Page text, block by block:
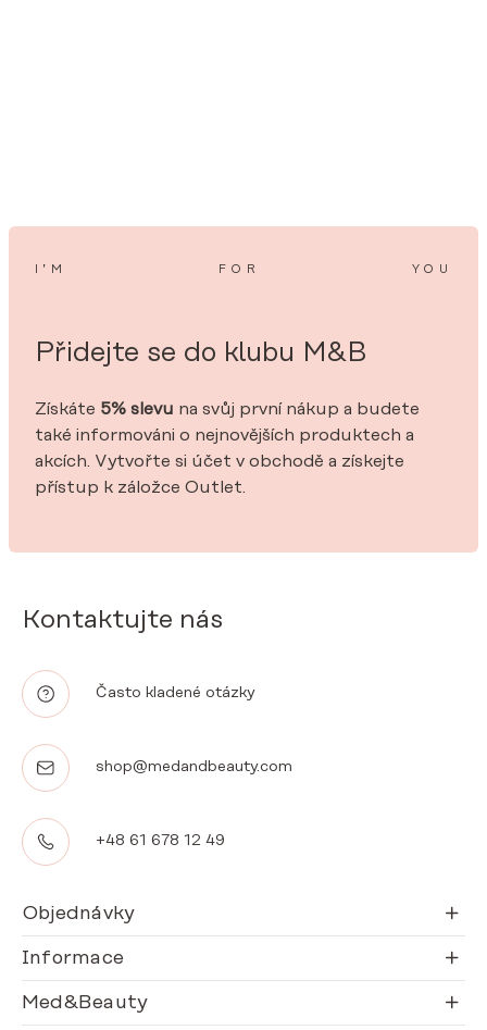
Kontaktujte nás
Často kladené otázky
shop@medandbeauty.com
+48 61 678 12 49
Objednávky
Informace
Med&Beauty
I’M FOR YOU
Přidejte se do klubu M&B
Získáte 5% slevu na svůj první nákup a budete
také informováni o nejnovějších produktech a
akcích. Vytvořte si účet v obchodě a získejte
přístup k záložce Outlet.